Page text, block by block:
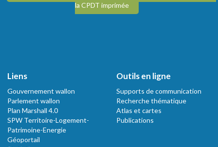
la CPDT imprimée
Liens
Gouvernement wallon
Parlement wallon
Plan Marshall 4.0
SPW Territoire-Logement-
Patrimoine-Energie
Géoportail
Outils en ligne
Supports de communication
Recherche thématique
Atlas et cartes
Publications